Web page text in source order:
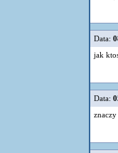
Data:
jak
Data: